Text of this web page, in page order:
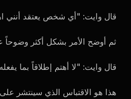
قال وايت: "أي شخص يعتقد أنني
ثم أوضح الأمر بشكل أكثر وضوحاً
قال وايت: "لا أهتم إطلاقاً بما